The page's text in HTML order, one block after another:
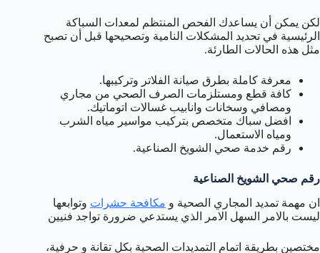
لكن يمكن أن يساعدك الفحص المنتظم لمعدات السباكة
الرئيسية في تحديد المشكلات النامية وتصحيحها قبل أن تصبح
مثل هذه الحالات الطارئة.
معرفة كاملة بطرق صيانة الفلاتر وتركيبها.
كافة قطع ومستلزمات الصرف الصحي من مجاري
ومصافي وسخانات وانابيب غسالات اتوماتيك.
افضل سباك متخصص بتركيب مواسير مياه الشرب
ومياه الاستعمال.
رقم خدمة صحي الشويخ الصناعية.
رقم صحي الشويخ الصناعية
ان مهمة تمديد المجاري الصحية و مكافحة حشرات وتوابعها
ليست بالامر السهل الامر الذي يستدعي ضرورة تواجد فنيين
مختصين بطريقة اتمام التمديدات الصحية بكل تقانة و حرفية،